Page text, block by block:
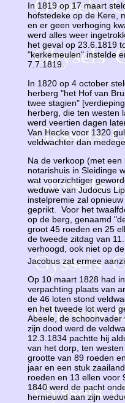
In 1819 op 17 maart
hofstedeke op de Kere,
en er geen verhoging
werd alles weer
het geval op 23.6.1819
"kerkemeulen" instelde
7.7.1819.
In 1820 op 4 october
herberg "het Hof van
twee stagien"
herberg, die ten westen
werd veertien dagen
Van Hecke voor 1320
veldwachter dan
Na de verkoop (met
notarishuis in Sleidinge
wat voorzichtiger
weduwe van Judocus
instelpremie zal
geprikt. Voor het
op de berg, genaamd
groot 45 roeden en 25
de tweede zitdag van
verhoogd, ook niet op
Jacobus zat ermee
Op 10 maart 1828 had in
verpachting plaats van
de 46 loten stond
en het tweede lot werd
Abeele, de
zijn dood werd de
12.3.1834 pachtte hij
van het dorp, ten
grootte van 89 roeden
jaar en een stuk
roeden en 13 ellen voor
1840 werd de pacht
hernieuwd aan zijn